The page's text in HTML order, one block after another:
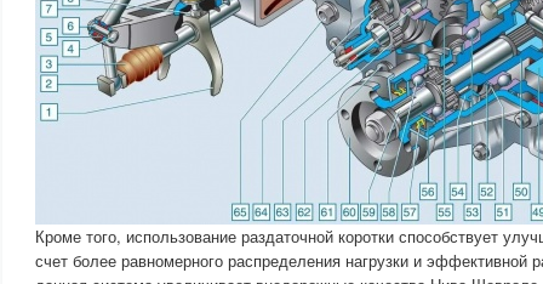
Кроме того, использование раздаточной коротки способствует
счет более равномерного распределения нагрузки и эффективной